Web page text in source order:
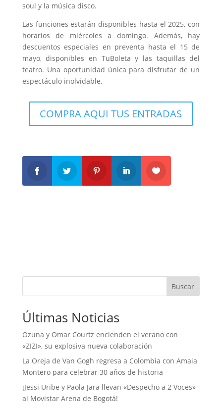
soul y la música disco.
Las funciones estarán disponibles hasta el 2025, con
horarios de miércoles a domingo. Además, hay
descuentos especiales en preventa hasta el 15 de
mayo, disponibles en TuBoleta y las taquillas del
teatro. Una oportunidad única para disfrutar de un
espectáculo inolvidable.
COMPRA AQUI TUS ENTRADAS
Buscar
Últimas Noticias
Ozuna y Omar Courtz encienden el verano con
«ZIZI», su explosiva nueva colaboración
La Oreja de Van Gogh regresa a Colombia con Amaia
Montero para celebrar 30 años de historia
¡Jessi Uribe y Paola Jara llevan «Despecho a 2 Voces»
al Movistar Arena de Bogotá!